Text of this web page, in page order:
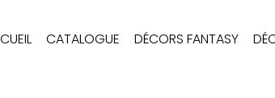
CATALOGUE DÉCORS FANTASY